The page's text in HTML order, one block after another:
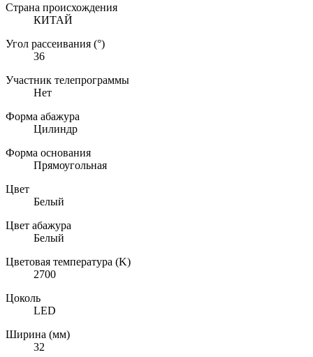
Страна происхождения
КИТАЙ
Угол рассеивания (°)
36
Участник телепрограммы
Нет
Форма абажура
Цилиндр
Форма основания
Прямоугольная
Цвет
Белый
Цвет абажура
Белый
Цветовая температура (K)
2700
Цоколь
LED
Ширина (мм)
32